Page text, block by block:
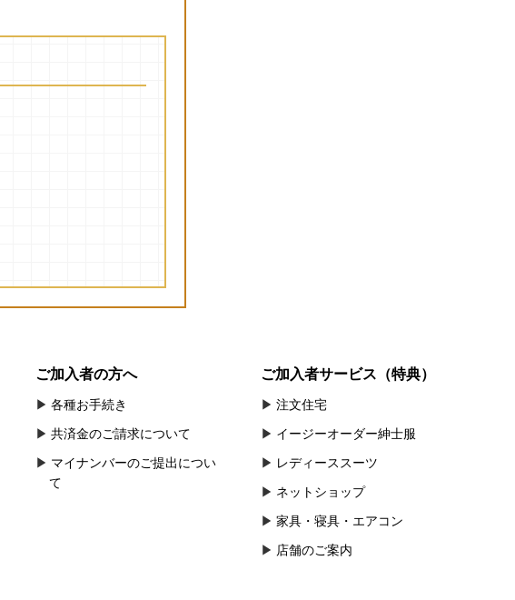
ご加入者の方へ
各種お手続き
共済金のご請求について
マイナンバーのご提出につい
て
ご加入者サービス（特典）
注文住宅
イージーオーダー紳士服
レディーススーツ
ネットショップ
家具・寝具・エアコン
店舗のご案内